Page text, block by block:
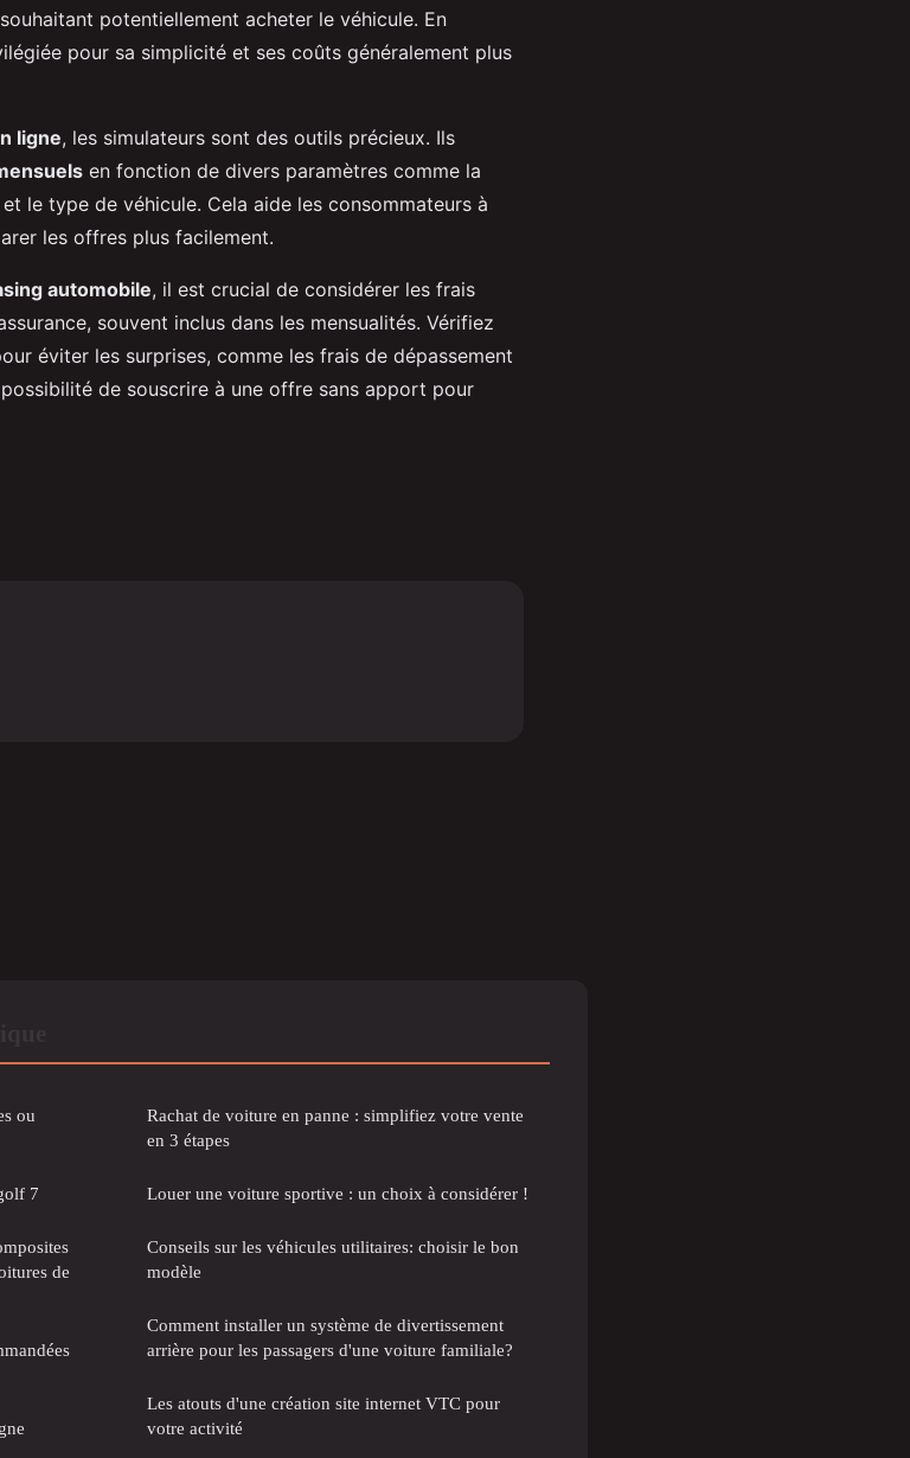
potentiellement acheter le véhicule. En
pour sa simplicité et ses coûts généralement plus
ligne, les simulateurs sont des outils précieux. Ils
en fonction de divers paramètres comme la
le type de véhicule. Cela aide les consommateurs à
les offres plus facilement.
automobile, il est crucial de considérer les frais
souvent inclus dans les mensualités. Vérifiez
éviter les surprises, comme les frais de dépassement
de souscrire à une offre sans apport pour
ou
7
de
Rachat de voiture en panne : simplifiez votre vente
en 3 étapes
Louer une voiture sportive : un choix à considérer !
Conseils sur les véhicules utilitaires: choisir le bon
modèle
Comment installer un système de divertissement
arrière pour les passagers d'une voiture familiale?
Les atouts d'une création site internet VTC pour
votre activité